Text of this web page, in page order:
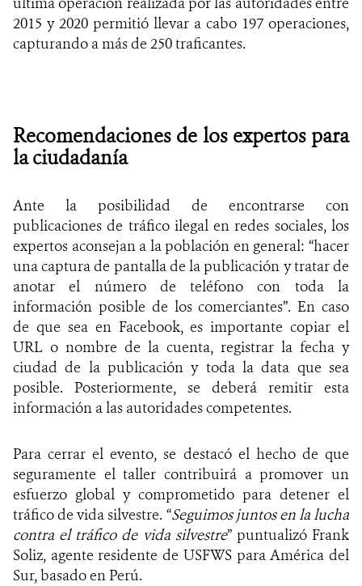
2015 y 2020 permitió llevar a cabo 197 operaciones,
capturando a más de 250 traficantes.
Recomendaciones de los expertos para
laciudadanía
Ante la posibilidad de encontrarse con
publicaciones de tráfico ilegal en redes sociales, los
expertos aconsejan a la población en general: “hacer
una captura de pantalla de la publicación y tratar de
anotar el número de teléfono con toda la
información posible de los comerciantes”. En caso
de que sea en Facebook, es importante copiar el
URL o nombre de la cuenta, registrar la fecha y
ciudad de la publicación y toda la data que sea
posible. Posteriormente, se deberá remitir esta
información a las autoridades competentes.
Para cerrar el evento, se destacó el hecho de que
seguramente el taller contribuirá a promover un
esfuerzo global y comprometido para detener el
tráfico de vida silvestre. “Seguimos juntos en la lucha
contra el tráfico de vida silvestre” puntualizó Frank
Soliz, agente residente de USFWS para América del
Sur, basado en Perú.